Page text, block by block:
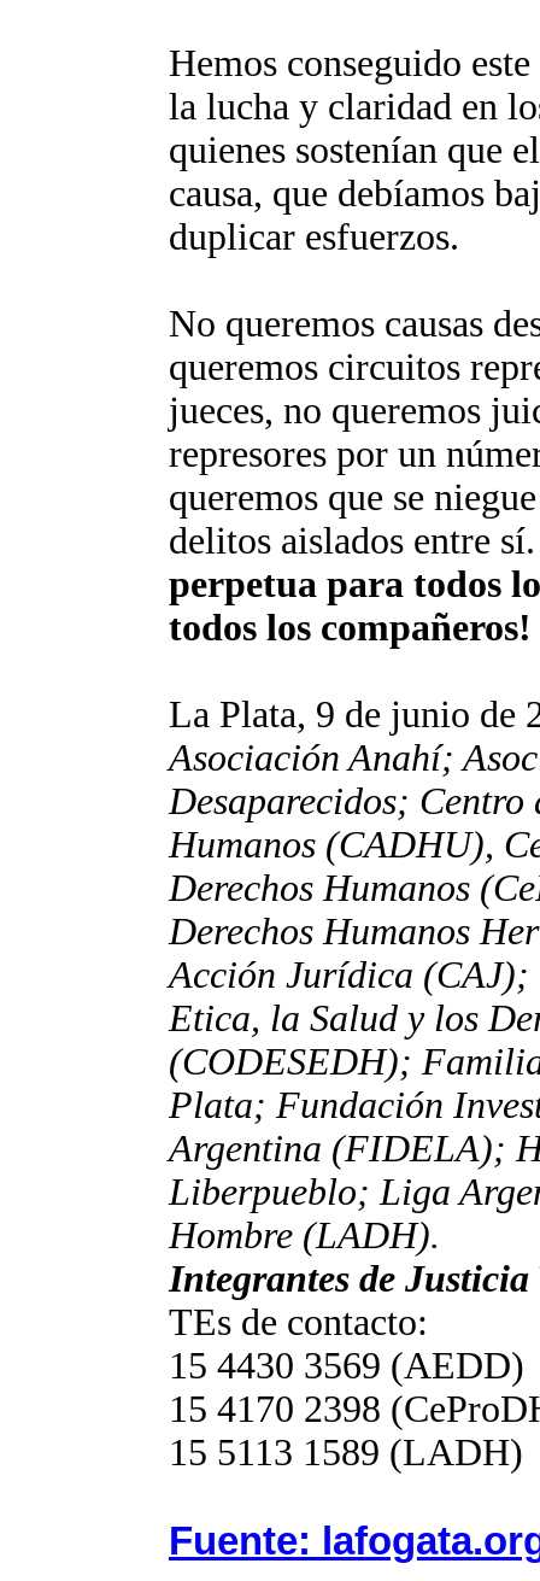
Hemos conseguido
la lucha y claridad en
quienes sostenían que
causa, que debíamos
duplicar esfuerzos.
No queremos causas
queremos circuitos
jueces, no queremos
represores por un
queremos que se
delitos aislados entre
perpetua para todos
todos los compañeros!
La Plata, 9 de junio de
Asociación Anahí;
Desaparecidos; Centro
Humanos (CADHU),
Derechos Humanos
Derechos Humanos
Acción Jurídica (CAJ);
Etica, la Salud y los
(CODESEDH);
Plata; Fundación
Argentina (FIDELA);
Liberpueblo; Liga
Hombre (LADH).
Integrantes de
TEs de contacto:
15 4430 3569 (AEDD)
15 4170 2398
15 5113 1589
Fuente: